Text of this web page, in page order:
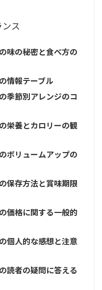
ス
味の秘密と食べ方の
情報テーブル
季節別アレンジのコ
栄養とカロリーの観
ボリュームアップの
保存方法と賞味期限
価格に関する一般的
個人的な感想と注意
読者の疑問に答える